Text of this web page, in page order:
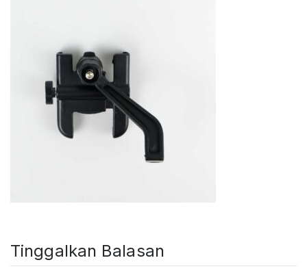
Tinggalkan Balasan